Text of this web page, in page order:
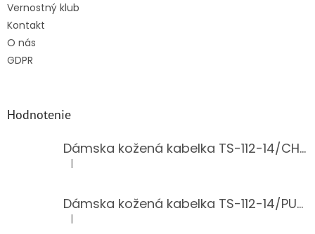
Vernostný klub
Kontakt
O nás
GDPR
Hodnotenie
Dámska kožená kabelka TS-112-14/CHOCO
Hodnotenie produktu je 5 z 5 hviezdičiek.
|
Dámska kožená kabelka TS-112-14/PUDER
Hodnotenie produktu je 5 z 5 hviezdičiek.
|